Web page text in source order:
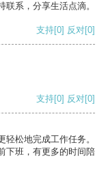
系，分享生活点滴。
支持[0] 反对[0]
支持[0] 反对[0]
松地完成工作任务。
下班，有更多的时间陪